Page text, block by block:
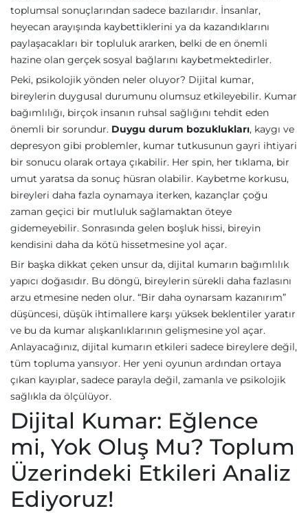
toplumsal sonuçlarından sadece bazılarıdır. İnsanlar,
heyecan arayışında kaybettiklerini ya da kazandıklarını
paylaşacakları bir topluluk ararken, belki de en önemli
hazine olan gerçek sosyal bağlarını kaybetmektedirler.
Peki, psikolojik yönden neler oluyor? Dijital kumar,
bireylerin duygusal durumunu olumsuz etkileyebilir. Kumar
bağımlılığı, birçok insanın ruhsal sağlığını tehdit eden
önemli bir sorundur. Duygu durum bozuklukları, kaygı ve
depresyon gibi problemler, kumar tutkusunun gayri ihtiyari
bir sonucu olarak ortaya çıkabilir. Her spin, her tıklama, bir
umut yaratsa da sonuç hüsran olabilir. Kaybetme korkusu,
bireyleri daha fazla oynamaya iterken, kazançlar çoğu
zaman geçici bir mutluluk sağlamaktan öteye
gidemeyebilir. Sonrasında gelen boşluk hissi, bireyin
kendisini daha da kötü hissetmesine yol açar.
Bir başka dikkat çeken unsur da, dijital kumarın bağımlılık
yapıcı doğasıdır. Bu döngü, bireylerin sürekli daha fazlasını
arzu etmesine neden olur. “Bir daha oynarsam kazanırım”
düşüncesi, düşük ihtimallere karşı yüksek beklentiler yaratır
ve bu da kumar alışkanlıklarının gelişmesine yol açar.
Anlayacağınız, dijital kumarın etkileri sadece bireylere değil,
tüm topluma yansıyor. Her yeni oyunun ardından ortaya
çıkan kayıplar, sadece parayla değil, zamanla ve psikolojik
sağlıkla da ölçülüyor.
Dijital Kumar: Eğlence
mi, Yok Oluş Mu? Toplum
Üzerindeki Etkileri Analiz
Ediyoruz!